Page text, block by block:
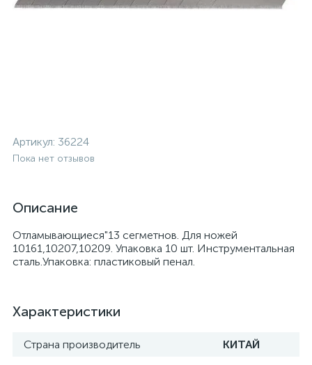
Артикул: 36224
Пока нет отзывов
Описание
Отламывающиеся"13 сегметнов. Для ножей
10161,10207,10209. Упаковка 10 шт. Инструментальная
сталь.Упаковка: пластиковый пенал.
Характеристики
Страна производитель КИТАЙ